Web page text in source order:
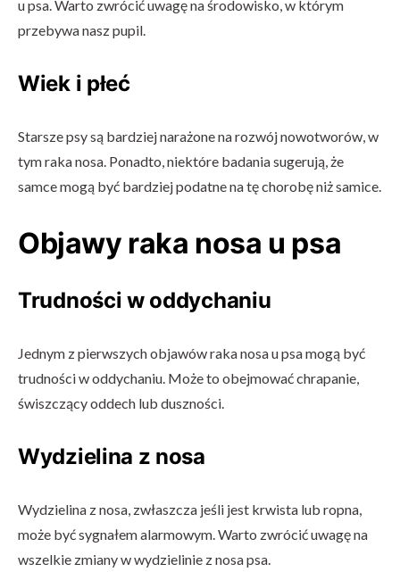
u psa. Warto zwrócić uwagę na środowisko, w którym
przebywa nasz pupil.
Wiek i płeć
Starsze psy są bardziej narażone na rozwój nowotworów, w
tym raka nosa. Ponadto, niektóre badania sugerują, że
samce mogą być bardziej podatne na tę chorobę niż samice.
Objawy raka nosa u psa
Trudności w oddychaniu
Jednym z pierwszych objawów raka nosa u psa mogą być
trudności w oddychaniu. Może to obejmować chrapanie,
świszczący oddech lub duszności.
Wydzielina z nosa
Wydzielina z nosa, zwłaszcza jeśli jest krwista lub ropna,
może być sygnałem alarmowym. Warto zwrócić uwagę na
wszelkie zmiany w wydzielinie z nosa psa.